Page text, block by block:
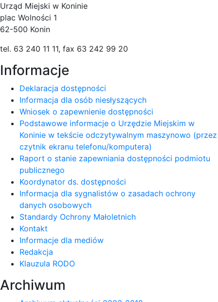
Urząd Miejski w Koninie
plac Wolności 1
62-500 Konin
tel. 63 240 11 11, fax 63 242 99 20
Informacje
Deklaracja dostępności
Informacja dla osób niesłyszących
Wniosek o zapewnienie dostępności
Podstawowe informacje o Urzędzie Miejskim w
Koninie w tekście odczytywalnym maszynowo (przez
czytnik ekranu telefonu/komputera)
Raport o stanie zapewniania dostępności podmiotu
publicznego
Koordynator ds. dostępności
Informacja dla sygnalistów o zasadach ochrony
danych osobowych
Standardy Ochrony Małoletnich
Kontakt
Informacje dla mediów
Redakcja
Klauzula RODO
Archiwum